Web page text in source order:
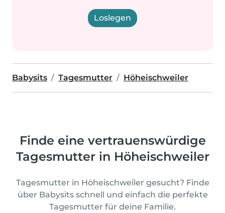
Loslegen
Babysits Tagesmutter Höheischweiler
Finde eine vertrauenswürdige
Tagesmutter in Höheischweiler
Tagesmutter in Höheischweiler gesucht? Finde
über Babysits schnell und einfach die perfekte
Tagesmutter für deine Familie.